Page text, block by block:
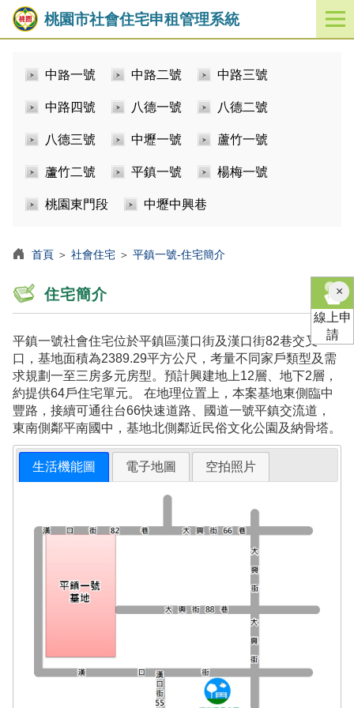
桃園市社會住宅申租管理系統
開
啟
中路一號 中路二號 中路三號
中路四號 八德一號 八德二號
八德三號 中壢一號 蘆竹一號
蘆竹二號 平鎮一號 楊梅一號
桃園東門段 中壢中興巷
首頁 ＞ 社會住宅 ＞ 平鎮一號-住宅簡介
住宅簡介
平鎮一號社會住宅位於平鎮區漢口街及漢口街82巷交叉
口，基地面積為2389.29平方公尺，考量不同家戶類型及需
求規劃一至三房多元房型。預計興建地上12層、地下2層，
約提供64戶住宅單元。 在地理位置上，本案基地東側臨中
豐路，接續可通往台66快速道路、國道一號平鎮交流道，
東南側鄰平南國中，基地北側鄰近民俗文化公園及納骨塔。
生活機能圖 電子地圖 空拍照片
×關
閉
線上申
請